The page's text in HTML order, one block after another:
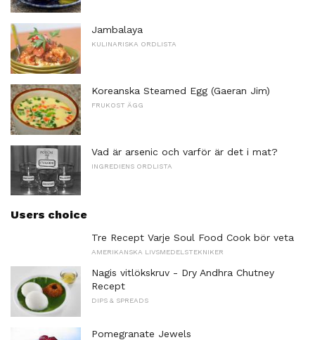
Jambalaya
KULINARISKA ORDLISTA
Koreanska Steamed Egg (Gaeran Jim)
FRUKOST ÄGG
Vad är arsenic och varför är det i mat?
INGREDIENS ORDLISTA
Users choice
Tre Recept Varje Soul Food Cook bör veta
AMERIKANSKA LIVSMEDELSTEKNIKER
Nagis vitlökskruv - Dry Andhra Chutney
Recept
DIPS & SPREADS
Pomegranate Jewels